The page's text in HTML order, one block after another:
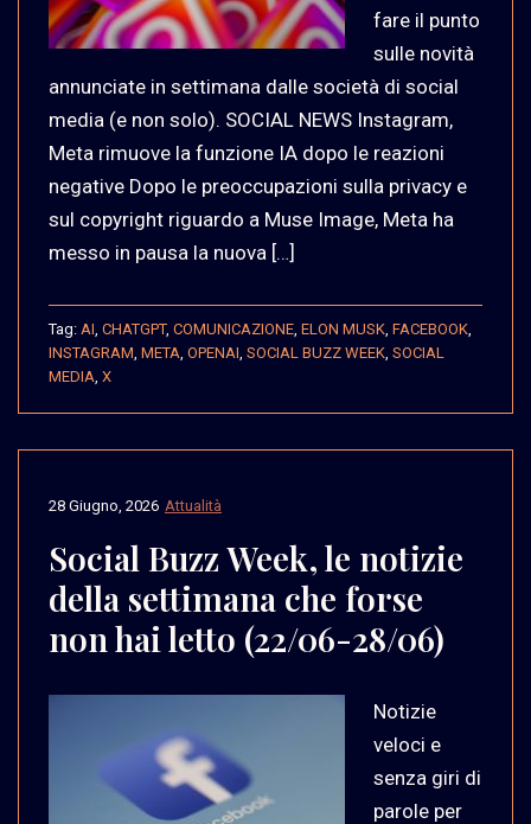
fare il punto
sulle novità
annunciate in settimana dalle società di social
media (e non solo). SOCIAL NEWS Instagram,
Meta rimuove la funzione IA dopo le reazioni
negative Dopo le preoccupazioni sulla privacy e
sul copyright riguardo a Muse Image, Meta ha
messo in pausa la nuova […]
Tag: AI CHATGPT, COMUNICAZIONE ELON MUSK FACEBOOK
INSTAGRAM META OPENAI SOCIAL BUZZ WEEK SOCIAL
MEDIA X
Attualità
28 Giugno, 2026
Social Buzz Week, le notizie
della settimana che forse
non hai letto (22/06-28/06)
Notizie
veloci e
senza giri di
parole per